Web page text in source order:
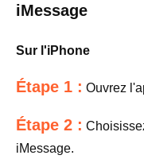
iMessage
Sur l'iPhone
Étape 1 : Ouvrez
Étape 2 :
iMessage.